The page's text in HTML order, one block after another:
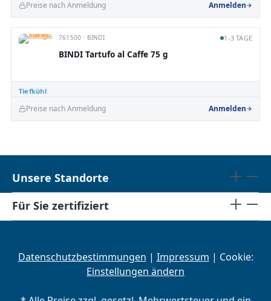
Preise nach Anmeldung Anmelden
Tiefkühl
761500 · BINDI 1-3 TAGE
BINDI Tartufo al Caffe 75 g
Preise nach Anmeldung Anmelden
Unsere Standorte
Für Sie zertifiziert
Datenschutzbestimmungen | Impressum | Cookie:
Einstellungen ändern